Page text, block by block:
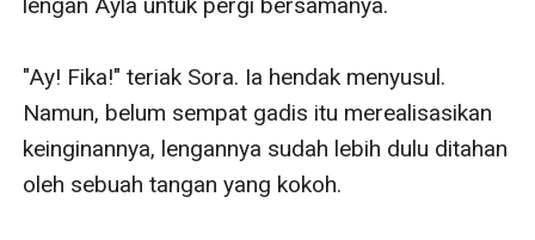
"Ay! Fika!" teriak Sora. Ia hendak menyusul.
Namun, belum sempat gadis itu merealisasikan
keinginannya, lengannya sudah lebih dulu ditahan
oleh sebuah tangan yang kokoh.